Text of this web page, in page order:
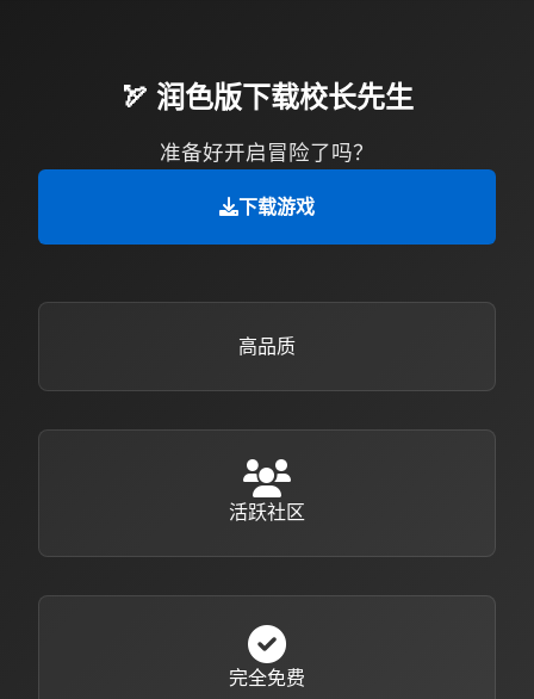
🏹 润色版下载校长先生
准备好开启冒险了吗？
下载游戏
高品质
活跃社区
完全免费